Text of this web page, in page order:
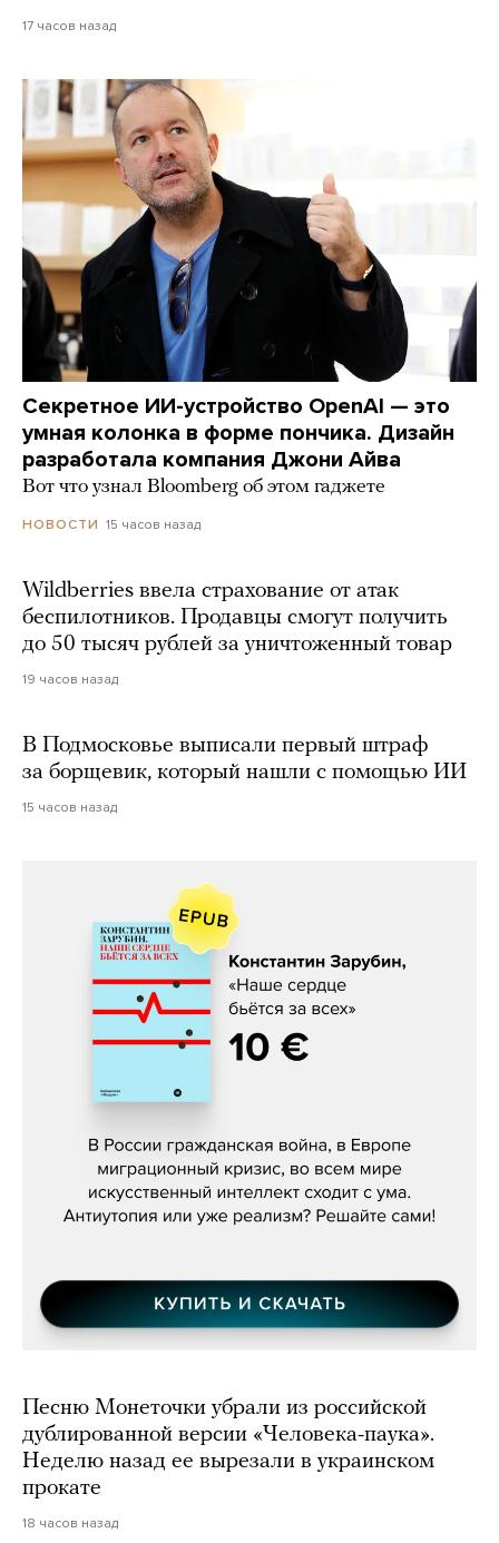
17 часов назад
Секретное ИИ-устройство OpenAI — это
умная колонка в форме пончика. Дизайн
разработала компания Джони Айва
Вот что узнал Bloomberg об этом гаджете
НОВОСТИ 15 часов назад
Wildberries ввела страхование от атак
беспилотников. Продавцы смогут получить
до 50 тысяч рублей за уничтоженный товар
19 часов назад
В Подмосковье выписали первый штраф
за борщевик, который нашли с помощью ИИ
15 часов назад
Константин Зарубин, «Наше сердце
Песню Монеточки убрали из российской
дублированной версии «Человека-паука».
Неделю назад ее вырезали в украинском
прокате
18 часов назад